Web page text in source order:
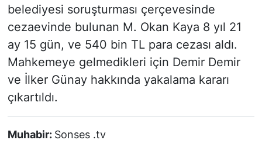
belediyesi soruşturması çerçevesinde
cezaevinde bulunan M. Okan Kaya 8 yıl 21
ay 15 gün, ve 540 bin TL para cezası aldı.
Mahkemeye gelmedikleri için Demir Demir
ve İlker Günay hakkında yakalama kararı
çıkartıldı.
Muhabir: Sonses .tv